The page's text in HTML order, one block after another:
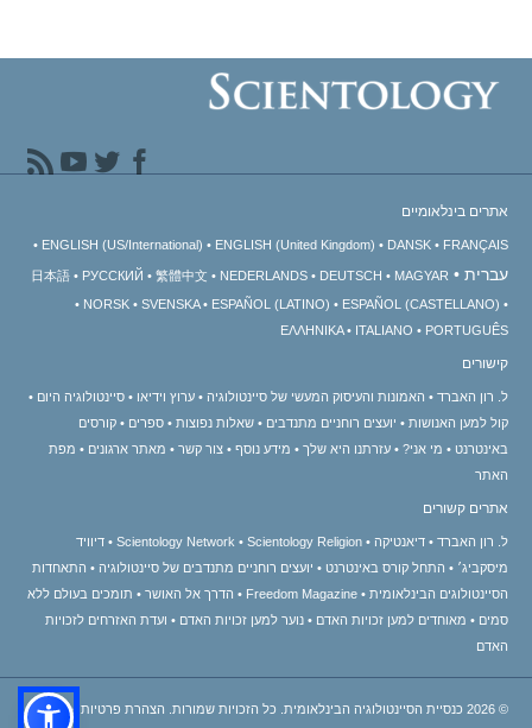
אתרים בינלאומיים
ENGLISH (US/International) ENGLISH (United Kingdom) DANSK FRANÇAIS
עברית 日本語 РУССКИЙ 繁體中文 NEDERLANDS DEUTSCH
MAGYAR
NORSK
SVENSKA ESPAÑOL (LATINO)
ESPAÑOL (CASTELLANO)
ΕΛΛΗΝΙΚA
ITALIANO PORTUGUÊS
קישורים
ל. רון האברד האמונות והעיסוק המעשי של סיינטולוגיה ערוץ וידיאו
סיינטולוגיה היום
קול למען האנושות
יועצים רוחניים מתנדבים שאלות נפוצות ספרים
קורסים
באינטרנט
מי אני? עזרתנו היא שלך מידע נוסף צור קשר מאתר ארגונים
מפת
האתר
אתרים קשורים
ל. רון האברד דיאנטיקה Scientology Network Scientology Religion
דיוויד
מיסקביג׳
התחל קורס באינטרנט יועצים רוחניים מתנדבים של סיינטולוגיה
התאחדות
הסיינטולוגים הבינלאומית
Freedom Magazine הדרך אל האושר
תומכים בעולם ללא
סמים
מאוחדים למען זכויות האדם נוער למען זכויות האדם
ועדת האזרחים לזכויות
האדם
© 2026 כנסיית הסיינטולוגיה הבינלאומית. כל הזכויות שמורות. הצהרת פרטיות •מדיניות